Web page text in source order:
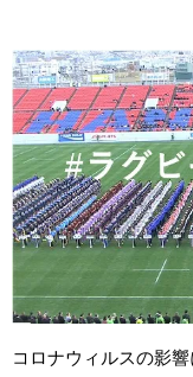
コロナウィルスの影